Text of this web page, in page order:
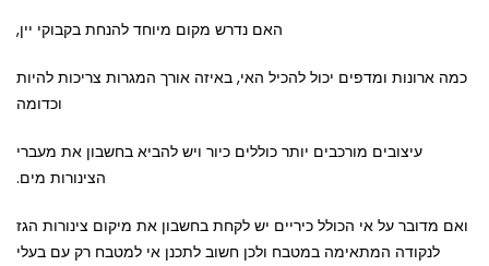
האם נדרש מקום מיוחד להנחת בקבוקי יין,
כמה ארונות ומדפים יכול להכיל האי, באיזה אורך המגרות צריכות להיות
וכדומה
עיצובים מורכבים יותר כוללים כיור ויש להביא בחשבון את מעברי
הצינורות מים.
ואם מדובר על אי הכולל כיריים יש לקחת בחשבון את מיקום צינורות הגז
לנקודה המתאימה במטבח ולכן חשוב לתכנן אי למטבח רק עם בעלי